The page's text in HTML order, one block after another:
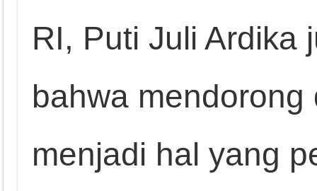
RI, Puti Juli Ardika
bahwa
menjadi hal yang